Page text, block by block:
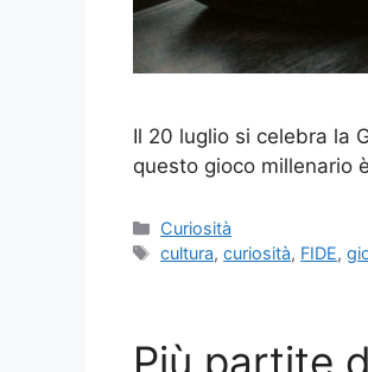
Il 20 luglio si celebra la
questo gioco millenario
Categorie
Curiosità
Tag
cultura,curiosità, FIDE,
Più partite